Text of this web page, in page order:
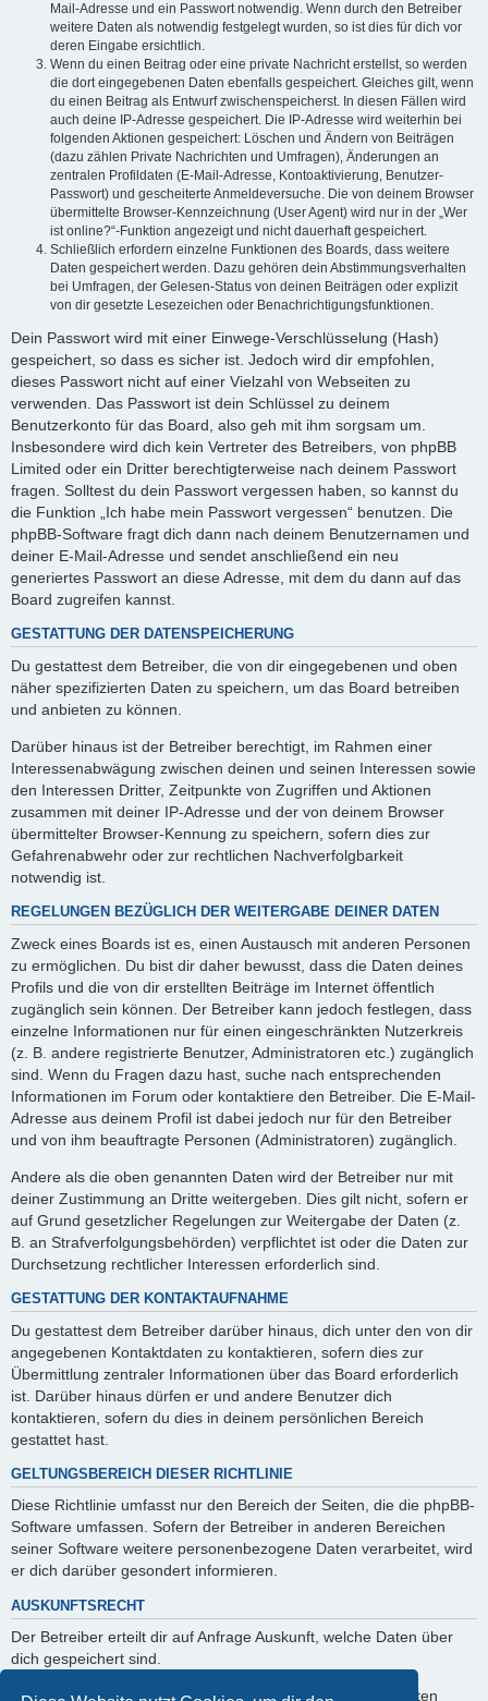
Mail-Adresse und ein Passwort notwendig. Wenn durch den Betreiber
weitere Daten als notwendig festgelegt wurden, so ist dies für dich vor
deren Eingabe ersichtlich.
Wenn du einen Beitrag oder eine private Nachricht erstellst, so werden
die dort eingegebenen Daten ebenfalls gespeichert. Gleiches gilt, wenn
du einen Beitrag als Entwurf zwischenspeicherst. In diesen Fällen wird
auch deine IP-Adresse gespeichert. Die IP-Adresse wird weiterhin bei
folgenden Aktionen gespeichert: Löschen und Ändern von Beiträgen
(dazu zählen Private Nachrichten und Umfragen), Änderungen an
zentralen Profildaten (E-Mail-Adresse, Kontoaktivierung, Benutzer-
Passwort) und gescheiterte Anmeldeversuche. Die von deinem Browser
übermittelte Browser-Kennzeichnung (User Agent) wird nur in der „Wer
ist online?“-Funktion angezeigt und nicht dauerhaft gespeichert.
Schließlich erfordern einzelne Funktionen des Boards, dass weitere
Daten gespeichert werden. Dazu gehören dein Abstimmungsverhalten
bei Umfragen, der Gelesen-Status von deinen Beiträgen oder explizit
von dir gesetzte Lesezeichen oder Benachrichtigungsfunktionen.
Dein Passwort wird mit einer Einwege-Verschlüsselung (Hash)
gespeichert, so dass es sicher ist. Jedoch wird dir empfohlen,
dieses Passwort nicht auf einer Vielzahl von Webseiten zu
verwenden. Das Passwort ist dein Schlüssel zu deinem
Benutzerkonto für das Board, also geh mit ihm sorgsam um.
Insbesondere wird dich kein Vertreter des Betreibers, von phpBB
Limited oder ein Dritter berechtigterweise nach deinem Passwort
fragen. Solltest du dein Passwort vergessen haben, so kannst du
die Funktion „Ich habe mein Passwort vergessen“ benutzen. Die
phpBB-Software fragt dich dann nach deinem Benutzernamen und
deiner E-Mail-Adresse und sendet anschließend ein neu
generiertes Passwort an diese Adresse, mit dem du dann auf das
Board zugreifen kannst.
GESTATTUNG DER DATENSPEICHERUNG
Du gestattest dem Betreiber, die von dir eingegebenen und oben
näher spezifizierten Daten zu speichern, um das Board betreiben
und anbieten zu können.
Darüber hinaus ist der Betreiber berechtigt, im Rahmen einer
Interessenabwägung zwischen deinen und seinen Interessen sowie
den Interessen Dritter, Zeitpunkte von Zugriffen und Aktionen
zusammen mit deiner IP-Adresse und der von deinem Browser
übermittelter Browser-Kennung zu speichern, sofern dies zur
Gefahrenabwehr oder zur rechtlichen Nachverfolgbarkeit
notwendig ist.
REGELUNGEN BEZÜGLICH DER WEITERGABE DEINER DATEN
Zweck eines Boards ist es, einen Austausch mit anderen Personen
zu ermöglichen. Du bist dir daher bewusst, dass die Daten deines
Profils und die von dir erstellten Beiträge im Internet öffentlich
zugänglich sein können. Der Betreiber kann jedoch festlegen, dass
einzelne Informationen nur für einen eingeschränkten Nutzerkreis
(z. B. andere registrierte Benutzer, Administratoren etc.) zugänglich
sind. Wenn du Fragen dazu hast, suche nach entsprechenden
Informationen im Forum oder kontaktiere den Betreiber. Die E-Mail-
Adresse aus deinem Profil ist dabei jedoch nur für den Betreiber
und von ihm beauftragte Personen (Administratoren) zugänglich.
Andere als die oben genannten Daten wird der Betreiber nur mit
deiner Zustimmung an Dritte weitergeben. Dies gilt nicht, sofern er
auf Grund gesetzlicher Regelungen zur Weitergabe der Daten (z.
B. an Strafverfolgungsbehörden) verpflichtet ist oder die Daten zur
Durchsetzung rechtlicher Interessen erforderlich sind.
GESTATTUNG DER KONTAKTAUFNAHME
Du gestattest dem Betreiber darüber hinaus, dich unter den von dir
angegebenen Kontaktdaten zu kontaktieren, sofern dies zur
Übermittlung zentraler Informationen über das Board erforderlich
ist. Darüber hinaus dürfen er und andere Benutzer dich
kontaktieren, sofern du dies in deinem persönlichen Bereich
gestattet hast.
GELTUNGSBEREICH DIESER RICHTLINIE
Diese Richtlinie umfasst nur den Bereich der Seiten, die die phpBB-
Software umfassen. Sofern der Betreiber in anderen Bereichen
seiner Software weitere personenbezogene Daten verarbeitet, wird
er dich darüber gesondert informieren.
AUSKUNFTSRECHT
Der Betreiber erteilt dir auf Anfrage Auskunft, welche Daten über
dich gespeichert sind.
Du kannst jederzeit die Löschung bzw. Sperrung deiner Daten